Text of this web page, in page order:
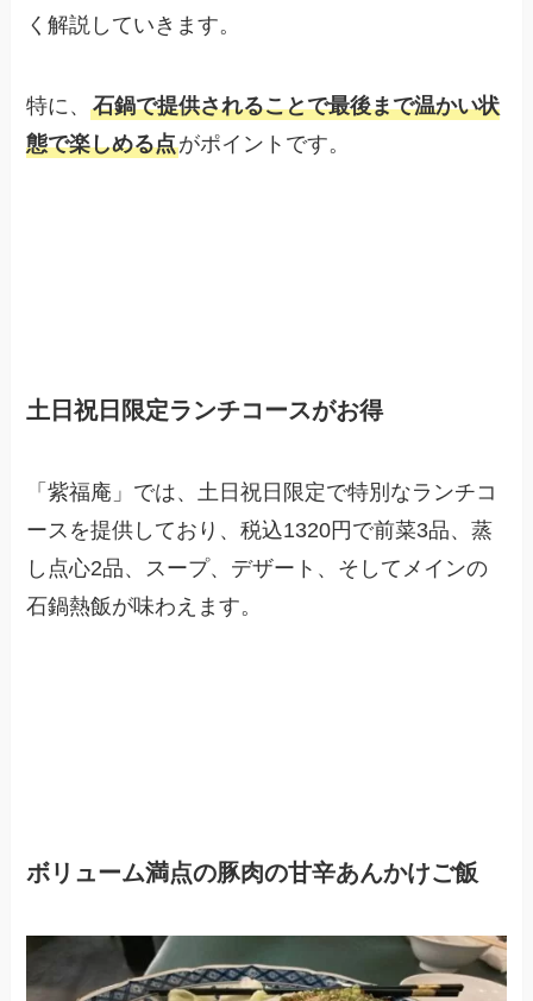
く解説していきます。
特に、石鍋で提供されることで最後まで温かい状
態で楽しめる点がポイントです。
土日祝日限定ランチコースがお得
「紫福庵」では、土日祝日限定で特別なランチコ
ースを提供しており、税込1320円で前菜3品、蒸
し点心2品、スープ、デザート、そしてメインの
石鍋熱飯が味わえます。
ボリューム満点の豚肉の甘辛あんかけご飯